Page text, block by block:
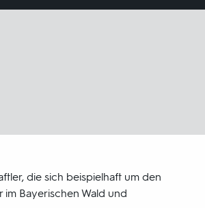
die sich beispielhaft um den
Bayerischen Wald und